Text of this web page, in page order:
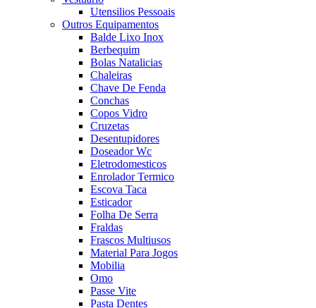
Utensilios Pessoais
Outros Equipamentos
Balde Lixo Inox
Berbequim
Bolas Natalicias
Chaleiras
Chave De Fenda
Conchas
Copos Vidro
Cruzetas
Desentupidores
Doseador Wc
Eletrodomesticos
Enrolador Termico
Escova Taca
Esticador
Folha De Serra
Fraldas
Frascos Multiusos
Material Para Jogos
Mobilia
Omo
Passe Vite
Pasta Dentes